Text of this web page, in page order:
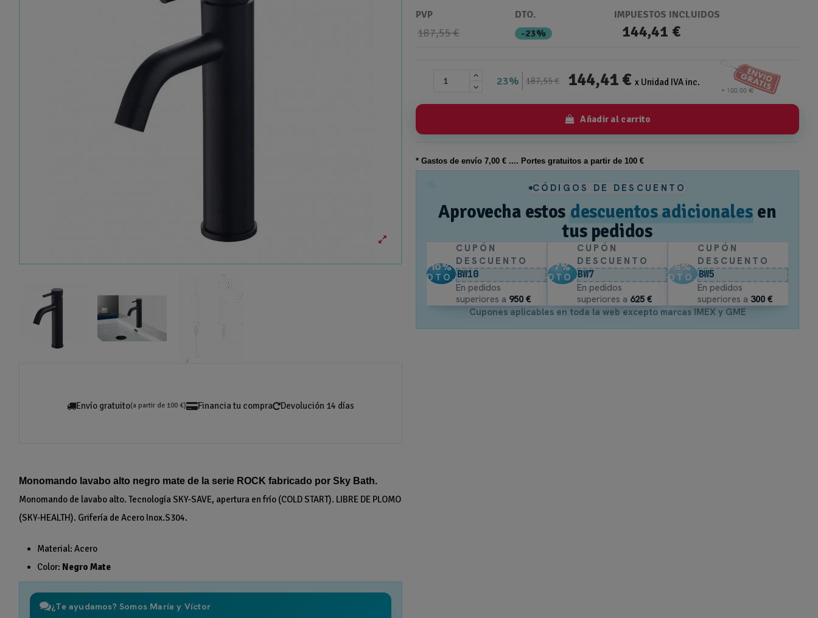
Envío gratuito(a partir de 100 €) Financia tu compra Devolución 14 días
Monomando lavabo alto negro mate de la serie ROCK fabricado por Sky Bath.
Monomando de lavabo alto. Tecnología SKY-SAVE, apertura en frío (COLD START). LIBRE DE PLOMO
(SKY-HEALTH). Grifería de Acero Inox.S304.
Material: Acero
Color: Negro Mate
¿Te ayudamos? Somos María y Víctor
PVP
187,55 €
DTO.
-23%
IMPUESTOS INCLUIDOS
144,41 €
23% 187,55 € 144,41 € x Unidad IVA inc.
Añadir al carrito
* Gastos deenvío 7,00 € .... Portes gratuitos a partir de 100 €
CÓDIGOS DE DESCUENTO
Aprovecha estos descuentos adicionales en
tus pedidos
10%
DTO.
CUPÓN
DESCUENTO
BW10
En pedidos
superiores a 950 €
7%
DTO.
CUPÓN
DESCUENTO
BW7
En pedidos
superiores a 625 €
5%
DTO.
CUPÓN
DESCUENTO
BW5
En pedidos
superiores a 300 €
Cupones aplicables en toda la web excepto marcas IMEX y GME